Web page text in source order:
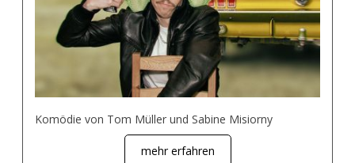
Komödie von Tom Müller und Sabine Misiorny
mehr erfahren